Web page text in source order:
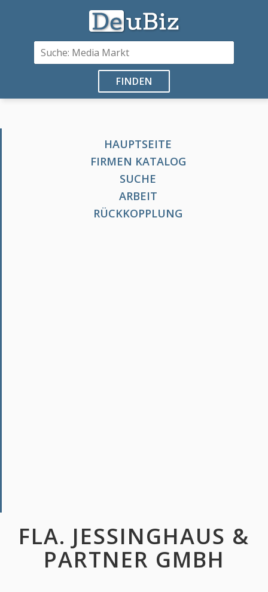
FINDEN
HAUPTSEITE
FIRMEN KATALOG
SUCHE
ARBEIT
RÜCKKOPPLUNG
FLA. JESSINGHAUS &
PARTNER GMBH